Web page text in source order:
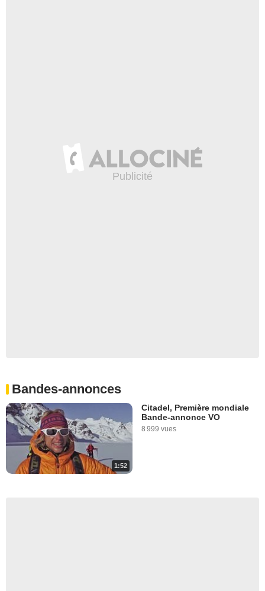
Bandes-annonces
1:52
Citadel, Première mondiale
Bande-annonce VO
8 999 vues